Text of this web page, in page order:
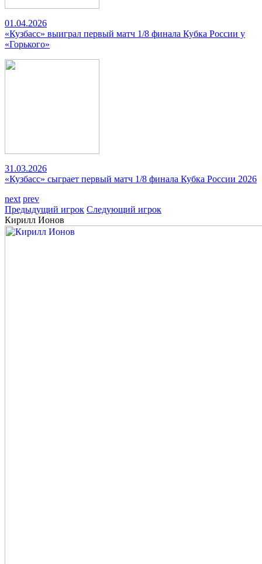
01.04.2026
«Кузбасс» выиграл первый матч 1/8 финала Кубка России у
«Горького»
31.03.2026
«Кузбасс» сыграет первый матч 1/8 финала Кубка России 2026
next prev
Предыдущий игрок Следующий игрок
Кирилл Ионов